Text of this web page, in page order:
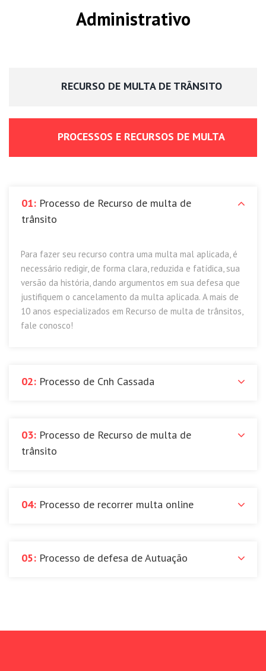
Administrativo
RECURSO DE MULTA DE TRÂNSITO
PROCESSOS E RECURSOS DE MULTA
01: Processo de Recurso de multa de
trânsito
Para fazer seu recurso contra uma multa mal aplicada, é
necessário redigir, de forma clara, reduzida e fatídica, sua
versão da história, dando argumentos em sua defesa que
justifiquem o cancelamento da multa aplicada. A mais de
10 anos especializados em Recurso de multa de trânsitos,
fale conosco!
02: Processo de Cnh Cassada
03: Processo de Recurso de multa de
trânsito
04: Processo de recorrer multa online
05: Processo de defesa de Autuação